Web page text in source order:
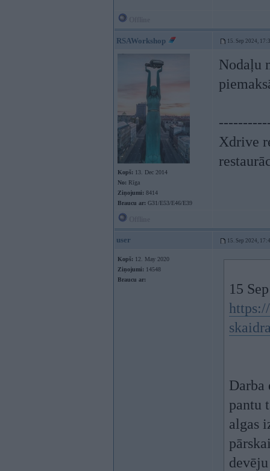
RSAWorkshop 15. Sep 2024,
Kopš: 13. Dec 2014
No: Rīga
Ziņojumi: 8414
Braucu ar: G31/E53/E46/E39
Nodaļu
Xdrive
user 15. Sep 2024,
Kopš: 12. May 2020
Ziņojumi: 14548
Braucu ar:
15
Darba
pantu
algas